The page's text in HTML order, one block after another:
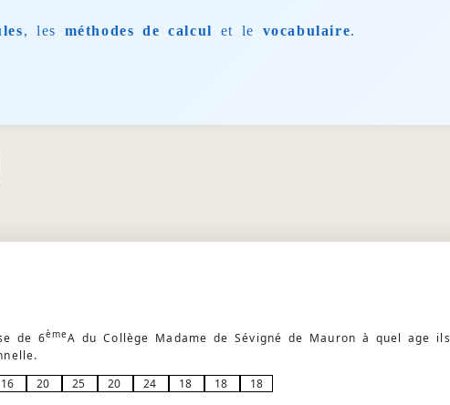
, les méthodes de calcul et le vocabulaire.
de 6èmeA du Collège Madame de Sévigné de Mauron à quel age ils
16 20 25 20 24 18 18 18